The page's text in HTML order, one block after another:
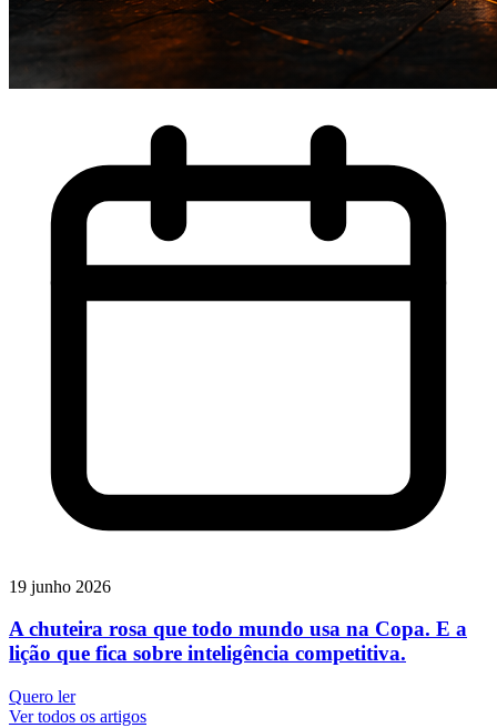
19 junho 2026
A chuteira rosa que todo mundo usa na Copa. E a
lição que fica sobre inteligência competitiva.
Quero ler
Ver todos os artigos